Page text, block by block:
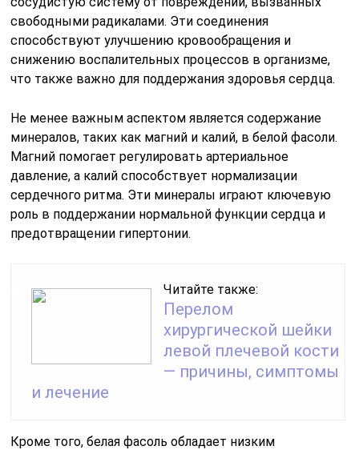
свободными радикалами. Эти соединения
способствуют улучшению кровообращения и
снижению воспалительных процессов в организме,
что также важно для поддержания здоровья сердца.
Не менее важным аспектом является содержание
минералов, таких как магний и калий, в белой фасоли.
Магний помогает регулировать артериальное
давление, а калий способствует нормализации
сердечного ритма. Эти минералы играют ключевую
роль в поддержании нормальной функции сердца и
предотвращении гипертонии.
Читайте также:
Перелом
хирургической шейки
левой плечевой кости
— причины, симптомы
и лечение
Кроме того, белая фасоль обладает низким